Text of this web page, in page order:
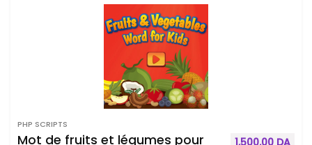
PHP SCRIPTS
Mot de fruits et légumes pour
1,500.00 DA